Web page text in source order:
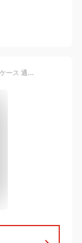
ビジネスバッグ メンズ バッグ 高級感 ブリーフケース 通勤バッグ 大人 革 ブリーフバッグ 本革 トートバッグ ショルダーバッグ ビジネス A4 レザー ビジネスバック 大容量 おしゃれ シンプル ノートpc プレゼント ギフト